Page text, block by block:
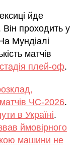
йде
Він проходить у
Мундіалі
матчів
плей-оф.
ЧС-2026.
в Україні.
ймовірного
машини не